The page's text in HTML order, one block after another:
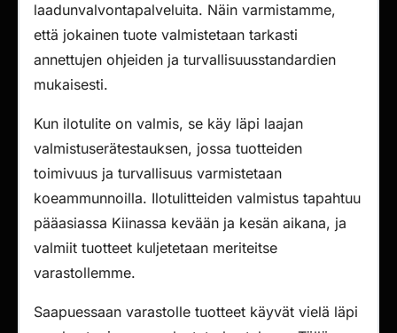
laadunvalvontapalveluita. Näin varmistamme,
että jokainen tuote valmistetaan tarkasti
annettujen ohjeiden ja turvallisuusstandardien
mukaisesti.
Kun ilotulite on valmis, se käy läpi laajan
valmistuserätestauksen, jossa tuotteiden
toimivuus ja turvallisuus varmistetaan
koeammunnoilla. Ilotulitteiden valmistus tapahtuu
pääasiassa Kiinassa kevään ja kesän aikana, ja
valmiit tuotteet kuljetetaan meriteitse
varastollemme.
Saapuessaan varastolle tuotteet käyvät vielä läpi